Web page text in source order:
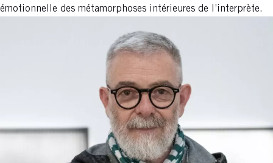
émotionnelle des métamorphoses intérieures de l’interprète.